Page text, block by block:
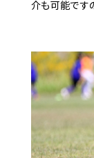
介も可能です